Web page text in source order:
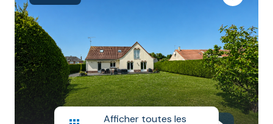
RÉSEAU
AICO
Afficher toutes les